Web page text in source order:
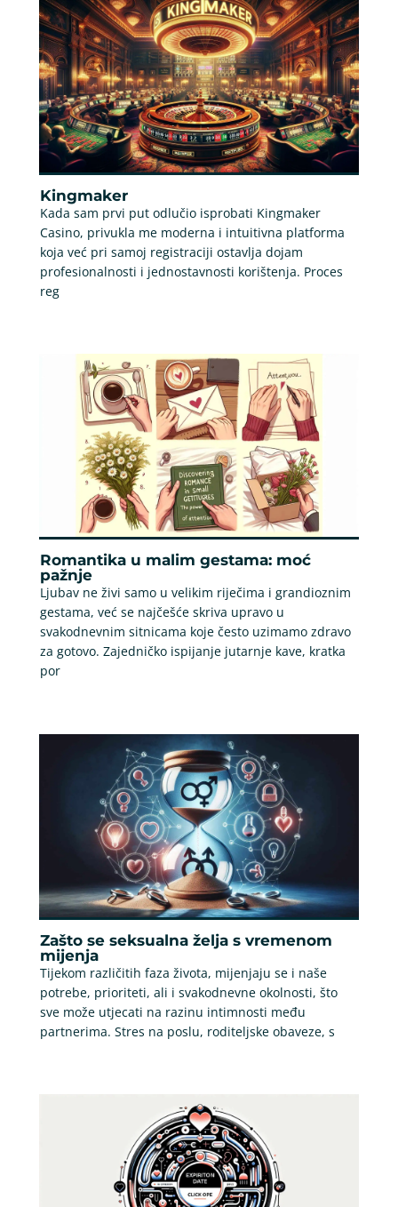
Kingmaker
Kada sam prvi put odlučio isprobati Kingmaker
Casino, privukla me moderna i intuitivna platforma
koja već pri samoj registraciji ostavlja dojam
profesionalnosti i jednostavnosti korištenja. Proces
reg
Romantika u malim gestama: moć
pažnje
Ljubav ne živi samo u velikim riječima i grandioznim
gestama, već se najčešće skriva upravo u
svakodnevnim sitnicama koje često uzimamo zdravo
za gotovo. Zajedničko ispijanje jutarnje kave, kratka
por
Zašto se seksualna želja s vremenom
mijenja
Tijekom različitih faza života, mijenjaju se i naše
potrebe, prioriteti, ali i svakodnevne okolnosti, što
sve može utjecati na razinu intimnosti među
partnerima. Stres na poslu, roditeljske obaveze, s